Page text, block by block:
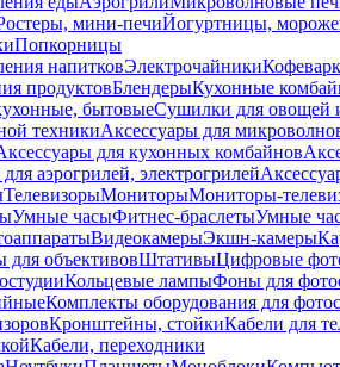
мини-печиЙогуртницы,
Попкорницы
напитковЭлектрочайники
продуктовБлендерыКухонные
бытовыеСушилки для овощей
техникиАксессуары для
для кухонных комбайнов
аэрогрилей, электрогрилей
ТелевизорыМониторыМониторы-
Умные часыФитнес-браслетыУмные
ВидеокамерыЭкшн-камеры
для объективовШтативыЦифровые
Кольцевые лампыФоны для
Комплекты оборудования для
Кронштейны, стойкиКабели для
Кабели, переходники